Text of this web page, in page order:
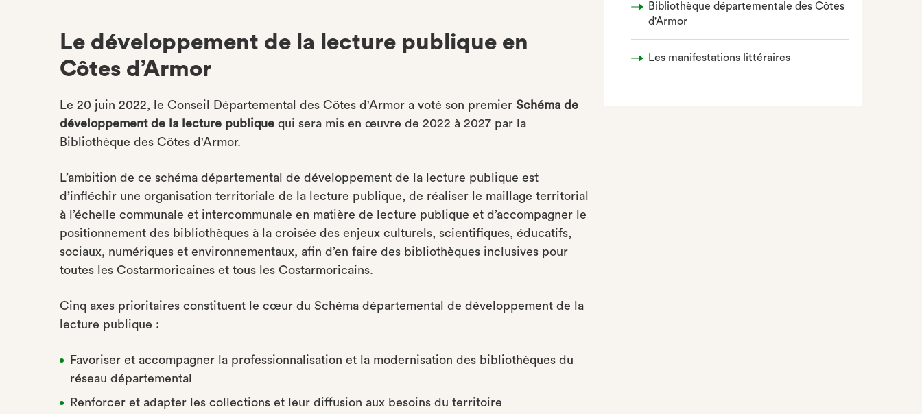
Le développement de la lecture publique en
Côtes d’Armor
Le 20 juin 2022, le Conseil Départemental des Côtes d'Armor a voté son premier Schéma de
développement de la lecture publique qui sera mis en œuvre de 2022 à 2027 par la
Bibliothèque des Côtes d'Armor.
L’ambition de ce schéma départemental de développement de la lecture publique est
d’infléchir une organisation territoriale de la lecture publique, de réaliser le maillage territorial
à l’échelle communale et intercommunale en matière de lecture publique et d’accompagner le
positionnement des bibliothèques à la croisée des enjeux culturels, scientifiques, éducatifs,
sociaux, numériques et environnementaux, afin d’en faire des bibliothèques inclusives pour
toutes les Costarmoricaines et tous les Costarmoricains.
Cinq axes prioritaires constituent le cœur du Schéma départemental de développement de la
lecture publique :
Favoriser et accompagner la professionnalisation et la modernisation des bibliothèques du
réseau départemental
Renforcer et adapter les collections et leur diffusion aux besoins du territoire
Bibliothèque départementale des Côtes
d'Armor
Les manifestations littéraires